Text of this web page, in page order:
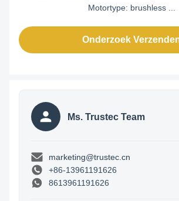
Motortype: brushless ...
Onderzoek
Ms. Trustec Team
marketing@trustec.cn
+86-13961191626
8613961191626